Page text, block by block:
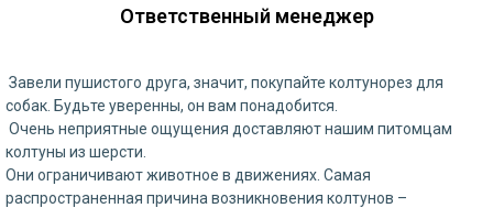
Ответственный менеджер
Завели пушистого друга, значит, покупайте колтунорез для
собак. Будьте уверенны, он вам понадобится.
Очень неприятные ощущения доставляют нашим питомцам
колтуны из шерсти.
Они ограничивают животное в движениях. Самая
распространенная причина возникновения колтунов –